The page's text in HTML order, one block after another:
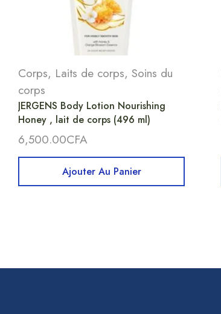
Corps, Laits de corps, Soins du
corps
JERGENS Body Lotion Nourishing
Honey , lait de corps (496 ml)
6,500.00CFA
Ajouter Au Panier